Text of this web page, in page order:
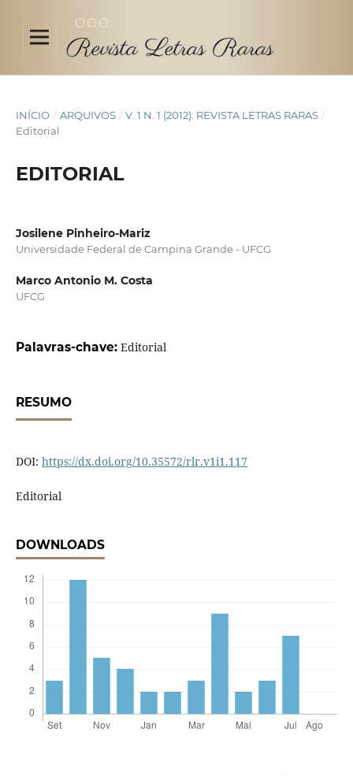
INÍCIO / ARQUIVOS / V. 1 N. 1 (2012): REVISTA LETRAS RARAS /
Editorial
EDITORIAL
Josilene Pinheiro-Mariz
Universidade Federal de Campina Grande - UFCG
Marco Antonio M. Costa
UFCG
Palavras-chave: Editorial
RESUMO
DOI: https://dx.doi.org/10.35572/rlr.v1i1.117
Editorial
DOWNLOADS